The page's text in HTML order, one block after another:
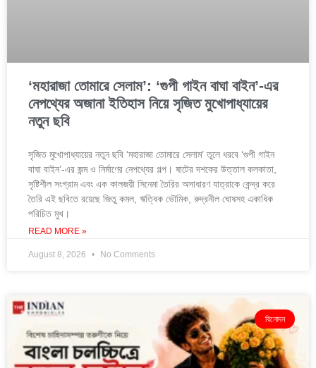
‘মহারাজা তোমারে সেলাম’: ‘গুপী গাইন বাঘা বাইন’-এর
নেপথ্যের অজানা ইতিহাস নিয়ে সৃজিত মুখোপাধ্যায়ের
নতুন ছবি
সৃজিত মুখোপাধ্যায়ের নতুন ছবি ‘মহারাজা তোমারে সেলাম’ তুলে ধরবে ‘গুপী গাইন
বাঘা বাইন’-এর জন্ম ও নির্মাণের নেপথ্যের গল্প। ষাটের দশকের উত্তাল কলকাতা,
সৃষ্টিশীল সংগ্রাম এবং এক কালজয়ী সিনেমা তৈরির অসাধারণ যাত্রাকে কেন্দ্র করে
তৈরি এই ছবিতে রয়েছে জিতু কমল, ঋত্বিক ভৌমিক, রুদ্রনীল ঘোষসহ একাধিক
পরিচিত মুখ।
READ MORE »
August 8, 2026 No Comments
বিনোদন